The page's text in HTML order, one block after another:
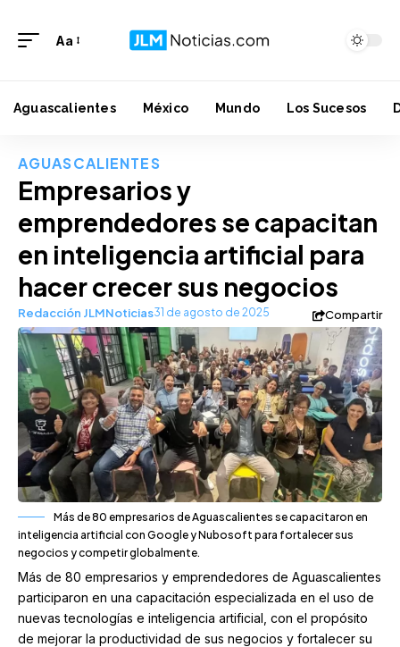
Aa
Aguascalientes México Mundo Los Sucesos
AGUASCALIENTES
Empresarios y
emprendedores se capacitan
en inteligencia artificial para
hacer crecer sus negocios
Redacción JLMNoticias31 de agosto de 2025 Compartir
Más de 80 empresarios de Aguascalientes se capacitaron en
inteligencia artificial con Google y Nubosoft para fortalecer sus
negocios y competir globalmente.
Más de 80 empresarios y emprendedores de Aguascalientes
participaron en una capacitación especializada en el uso de
nuevas tecnologías e inteligencia artificial, con el propósito
de mejorar la productividad de sus negocios y fortalecer su